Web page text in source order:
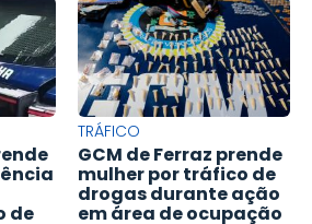
de
TRÁFICO
GCM de Ferraz prende
mulher por tráfico de
drogas durante ação
em área de ocupação